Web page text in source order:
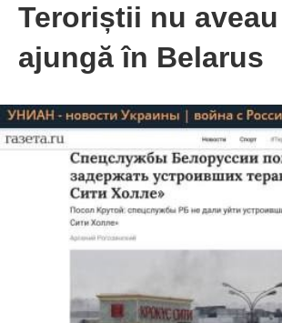
Teroriștii nu
ajungă în Belarus